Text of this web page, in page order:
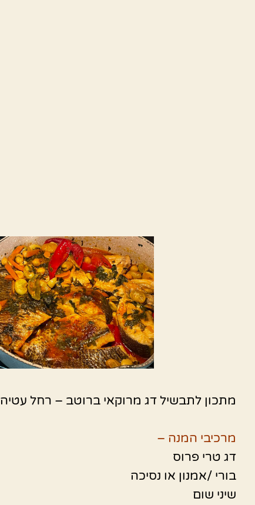
מתכון לתבשיל דג מרוקאי ברוטב – רחל עטיה
מרכיבי המנה –
דג טרי פרוס
בורי /אמנון או נסיכה
שיני שום